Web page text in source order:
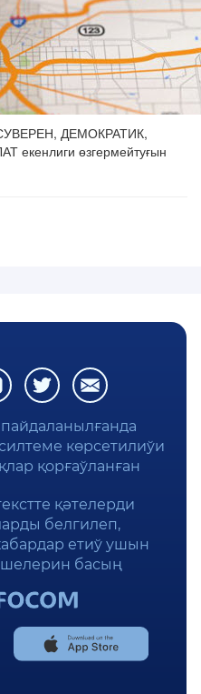
ДЕМОКРАТИК,
өзгермейтуғын
көрсетилиўи
қорғаўланған
қәтелерди
белгилеп,
етиў ушын
басың